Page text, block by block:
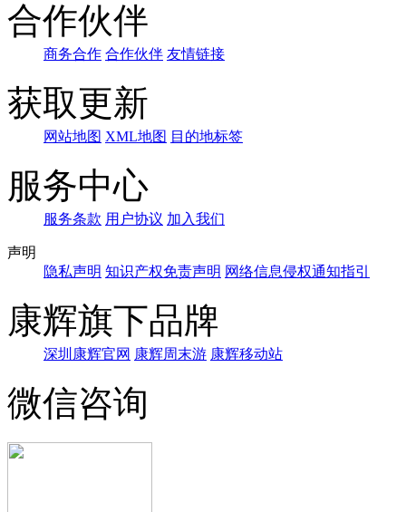
合作伙伴
商务合作 合作伙伴 友情链接
获取更新
网站地图 XML地图 目的地标签
服务中心
服务条款 用户协议 加入我们
声明
隐私声明 知识产权免责声明 网络信息侵权通知指引
康辉旗下品牌
深圳康辉官网 康辉周末游 康辉移动站
微信咨询